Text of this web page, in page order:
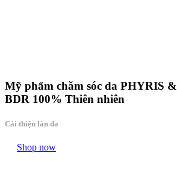
Mỹ phẩm chăm sóc da PHYRIS &
BDR 100% Thiên nhiên
Cải thiện làn da
Shop now